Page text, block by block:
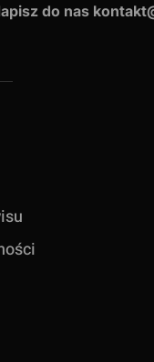
do nas